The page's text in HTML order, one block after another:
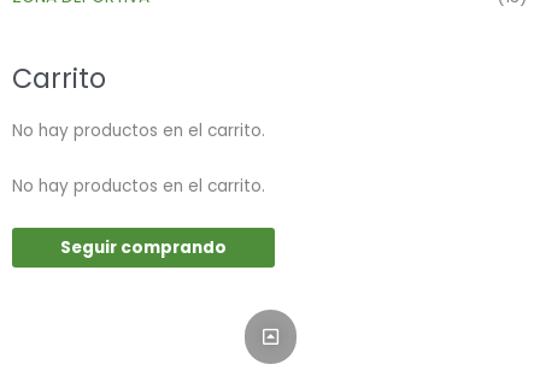
Carrito
No hay productos en el carrito.
No hay productos en el carrito.
Seguir comprando